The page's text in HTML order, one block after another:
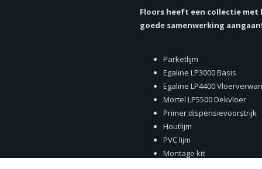
Floors heeft een collectie
goede samenwerking
Parketlijm
Egaline LP3000 Basis
Egaline LP4400
Mortel LP5500 Dekvloer
Primer dispensievoorstrijk
Houtlijm
PVC lijm
Montage kit